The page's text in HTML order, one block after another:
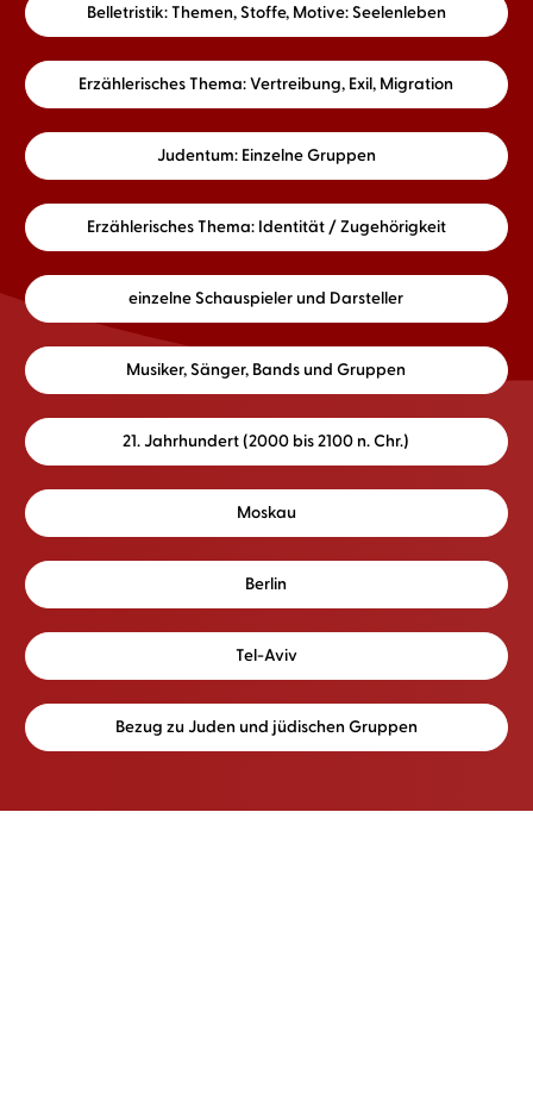
Belletristik: Themen, Stoffe, Motive: Seelenleben
Erzählerisches Thema: Vertreibung, Exil, Migration
Judentum: Einzelne Gruppen
Erzählerisches Thema: Identität / Zugehörigkeit
einzelne Schauspieler und Darsteller
Musiker, Sänger, Bands und Gruppen
21. Jahrhundert (2000 bis 2100 n. Chr.)
Moskau
Berlin
Tel-Aviv
Bezug zu Juden und jüdischen Gruppen